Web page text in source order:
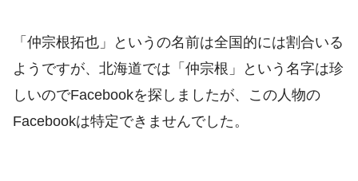
「仲宗根拓也」というの名前は全国的には割合いる
ようですが、北海道では「仲宗根」という名字は珍
しいのでFacebookを探しましたが、この人物の
Facebookは特定できませんでした。